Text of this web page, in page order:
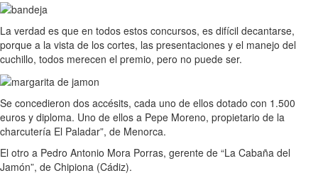
La verdad es que en todos estos concursos, es difícil decantarse,
porque a la vista de los cortes, las presentaciones y el manejo del
cuchillo, todos merecen el premio, pero no puede ser.
Se concedieron dos accésits, cada uno de ellos dotado con 1.500
euros y diploma. Uno de ellos a Pepe Moreno, propietario de la
charcutería El Paladar”, de Menorca.
El otro a Pedro Antonio Mora Porras, gerente de “La Cabaña del
Jamón”, de Chipiona (Cádiz).